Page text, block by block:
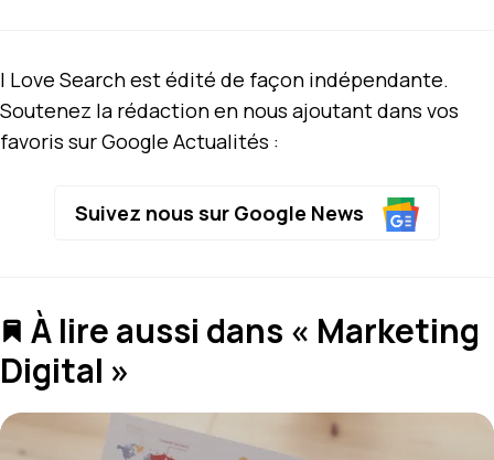
I Love Search est édité de façon indépendante.
Soutenez la rédaction en nous ajoutant dans vos
favoris sur Google Actualités :
Suivez nous sur Google News
À lire aussi dans « Marketing
Digital »